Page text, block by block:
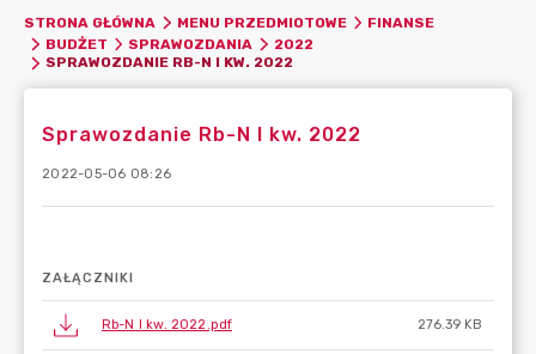
STRONA GŁÓWNA MENU PRZEDMIOTOWE
FINANSE
BUDŻET
SPRAWOZDANIA
2022
SPRAWOZDANIE RB-N I KW. 2022
Sprawozdanie Rb-N I kw. 2022
2022-05-06 08:26
ZAŁĄCZNIKI
Rb-N I kw. 2022.pdf 276.39 KB